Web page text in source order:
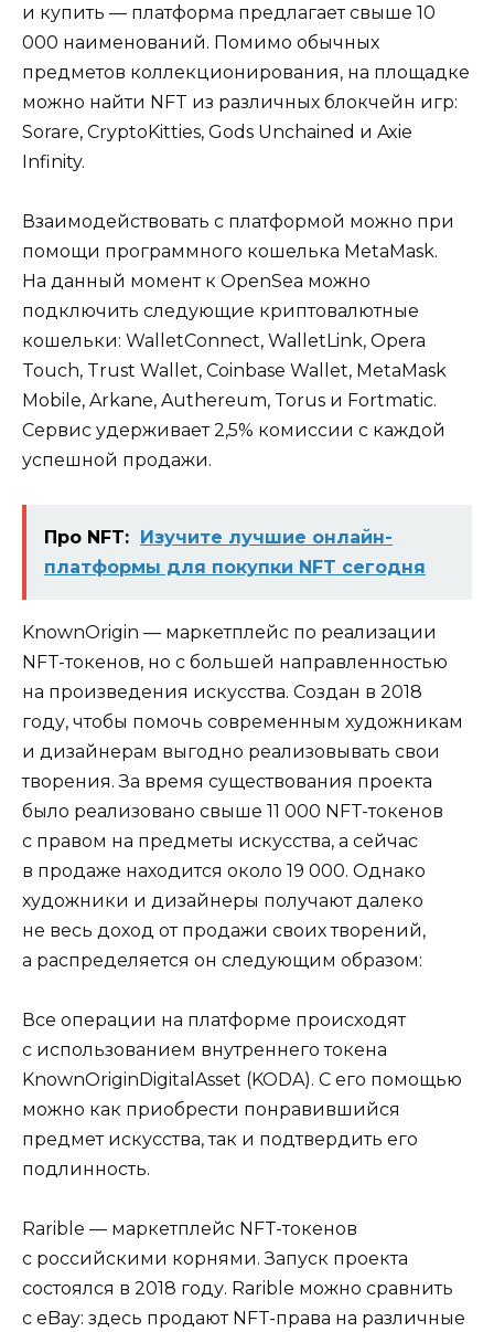
и купить — платформа предлагает свыше 10
000 наименований. Помимо обычных
предметов коллекционирования, на площадке
можно найти NFT из различных блокчейн игр:
Sorare, CryptoKitties, Gods Unchained и Axie
Infinity.
Взаимодействовать с платформой можно при
помощи программного кошелька MetaMask.
На данный момент к OpenSea можно
подключить следующие криптовалютные
кошельки: WalletConnect, WalletLink, Opera
Touch, Trust Wallet, Coinbase Wallet, MetaMask
Mobile, Arkane, Authereum, Torus и Fortmatic.
Сервис удерживает 2,5% комиссии с каждой
успешной продажи.
Про NFT: Изучите лучшие онлайн-
платформы для покупки NFT сегодня
KnownOrigin — маркетплейс по реализации
NFT-токенов, но с большей направленностью
на произведения искусства. Создан в 2018
году, чтобы помочь современным художникам
и дизайнерам выгодно реализовывать свои
творения. За время существования проекта
было реализовано свыше 11 000 NFT-токенов
с правом на предметы искусства, а сейчас
в продаже находится около 19 000. Однако
художники и дизайнеры получают далеко
не весь доход от продажи своих творений,
а распределяется он следующим образом:
Все операции на платформе происходят
с использованием внутреннего токена
KnownOriginDigitalAsset (KODA). С его помощью
можно как приобрести понравившийся
предмет искусства, так и подтвердить его
подлинность.
Rarible — маркетплейс NFT-токенов
с российскими корнями. Запуск проекта
состоялся в 2018 году. Rarible можно сравнить
с eBay: здесь продают NFT-права на различные